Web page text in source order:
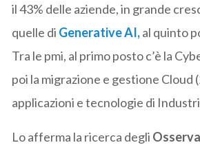
il 43% delle aziende, in grande
quelle di Generative AI,al quinto
Tra le pmi, al primo posto c’è la
poi la migrazione e gestione Cloud
applicazioni e tecnologie di
Lo afferma la ricerca degli